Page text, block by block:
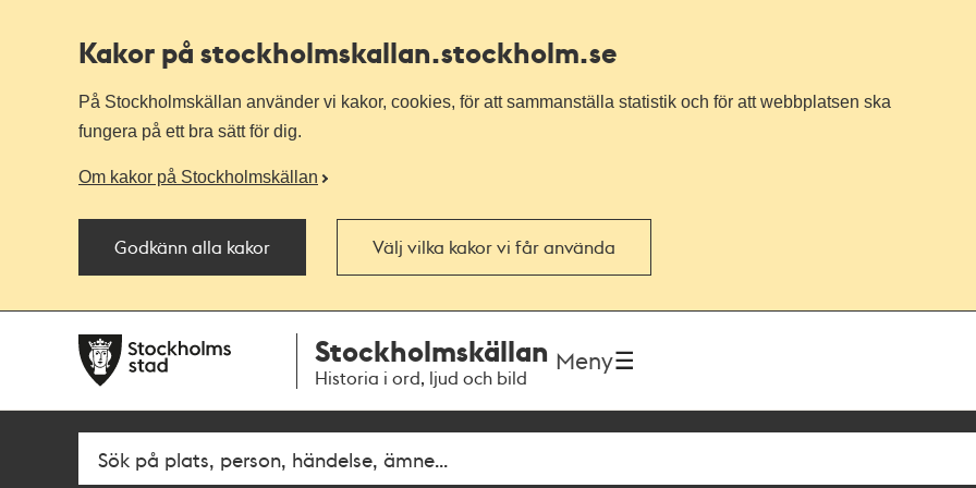
Kakor på stockholmskallan.stockholm.se
På Stockholmskällan använder vi kakor, cookies, för att sammanställa statistik och för att webbplatsen ska
fungera på ett bra sätt för dig.
Om kakor på Stockholmskällan
Godkänn alla kakor Välj vilka kakor vi får använda
navigationen
huvudinnehållet
Stockholmskällan
Historia i ord, ljud och bild
Meny
SökFritextsök